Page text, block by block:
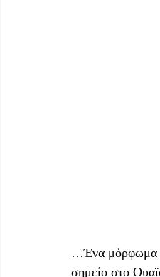
…Ένα μόρφωμα
σημείο στο